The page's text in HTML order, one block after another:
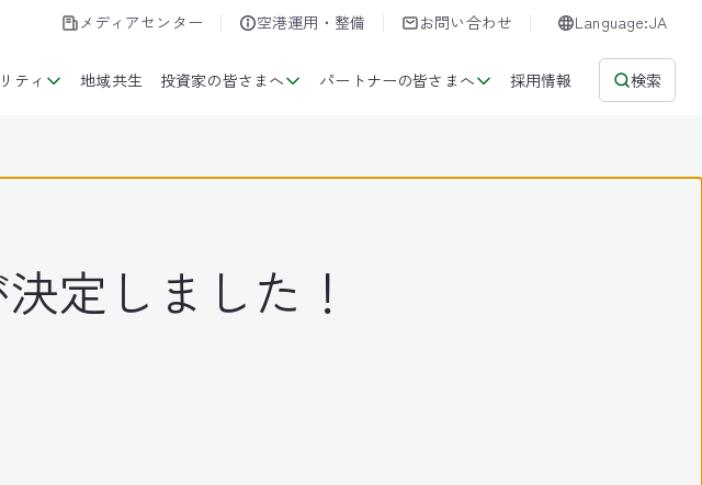
メディアセンター 空港運用・整備 お問い合わせ Language:JA
ティ 地域共生 投資家の皆さまへ パートナーの皆さまへ 採用情報 検索
定しました！